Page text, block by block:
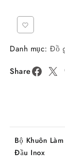
Danh mục: Đồ
Share
Bộ Khuôn
Đầu Inox